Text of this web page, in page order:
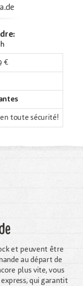
€
toute sécurité!
et peuvent être
au départ de
plus vite, vous
qui garantit